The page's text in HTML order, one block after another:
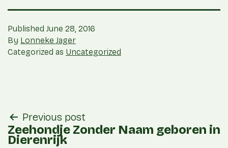
Published June 28, 2016
By Lonneke Jager
Categorized as Uncategorized
post
navigation
Previous post
Zeehondje Zonder Naam geboren in
Dierenrijk